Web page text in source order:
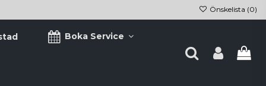
Önskelista (0)
Boka Service